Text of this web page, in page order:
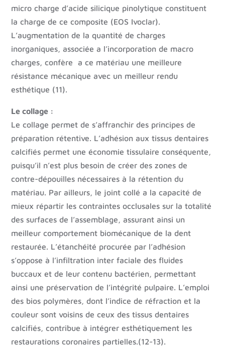
micro charge d’acide silicique pinolytique constituent
la charge de ce composite (EOS Ivoclar).
L’augmentation de la quantité de charges
inorganiques, associée a l’incorporation de macro
charges, confère a ce matériau une meilleure
résistance mécanique avec un meilleur rendu
esthétique (11).
Le collage :
Le collage permet de s’affranchir des principes de
préparation rétentive. L’adhésion aux tissus dentaires
calcifiés permet une économie tissulaire conséquente,
puisqu’il n’est plus besoin de créer des zones de
contre-dépouilles nécessaires à la rétention du
matériau. Par ailleurs, le joint collé a la capacité de
mieux répartir les contraintes occlusales sur la totalité
des surfaces de l’assemblage, assurant ainsi un
meilleur comportement biomécanique de la dent
restaurée. L’étanchéité procurée par l’adhésion
s’oppose à l’infiltration inter faciale des fluides
buccaux et de leur contenu bactérien, permettant
ainsi une préservation de l’intégrité pulpaire. L’emploi
des bios polymères, dont l’indice de réfraction et la
couleur sont voisins de ceux des tissus dentaires
calcifiés, contribue à intégrer esthétiquement les
restaurations coronaires partielles.(12-13).